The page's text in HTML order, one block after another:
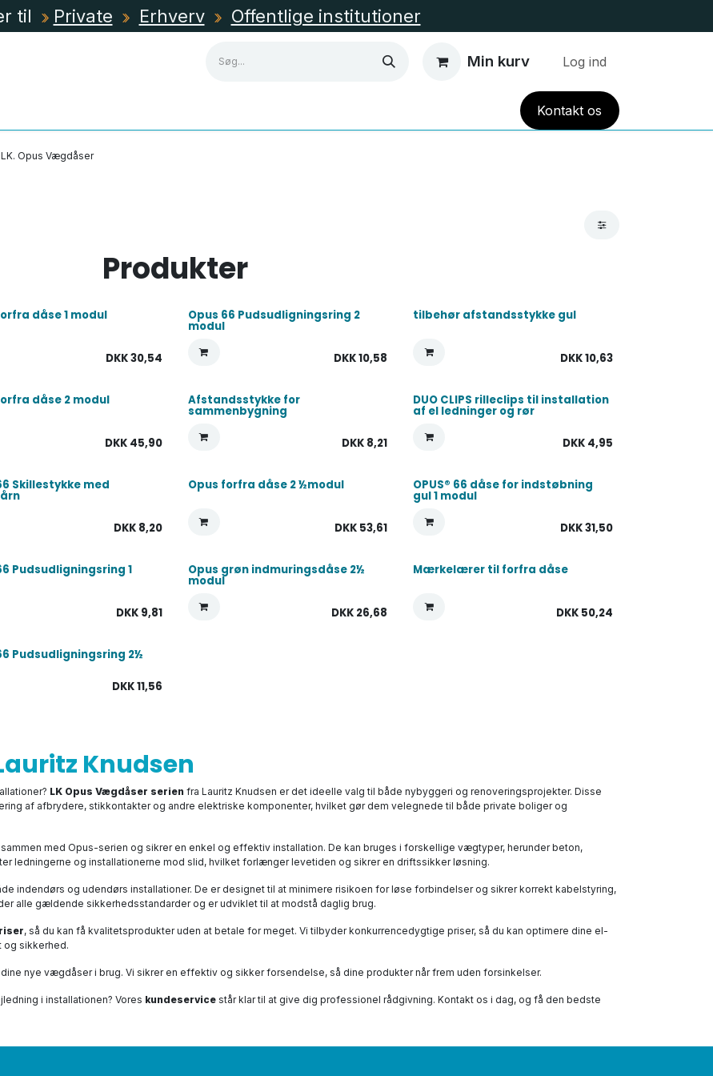
til Private Erhverv Offentlige institutioner
Min kurv Log ind
HUS OG HAVE TILBUD
Kontaktos
LK. Opus Vægdåser
Produkter
dåse 1 modul
DKK30,54
Opus 66 Pudsudligningsring 2
modul
DKK10,58
tilbehør afstandsstykke gul
DKK10,63
dåse 2 modul
DKK 45,90
Afstandsstykke for
sammenbygning
DKK 8,21
DUO CLIPS rilleclips til installation
af el ledninger og rør
DKK 4,95
Skillestykke med
DKK 8,20
Opus forfra dåse 2 ½modul
DKK 53,61
OPUS® 66 dåse for indstøbning
gul 1 modul
DKK31,50
Pudsudligningsring 1
DKK 9,81
Opus grøn indmuringsdåse 2½
modul
DKK 26,68
Mærkelærer til forfra dåse
DKK 50,24
Pudsudligningsring 2½
DKK11,56
Knudsen
LK Opus Vægdåser serien fra Lauritz Knudsen er det ideelle valg til både nybyggeri og renoveringsprojekter. Disse
af afbrydere, stikkontakter og andre elektriske komponenter, hvilket gør dem velegnede til både private boliger og
med Opus-serien og sikrer en enkel og effektiv installation. De kan bruges i forskellige vægtyper, herunder beton,
ledningerne og installationerne mod slid, hvilket forlænger levetiden og sikrer en driftssikker løsning.
indendørs og udendørs installationer. De er designet til at minimere risikoen for løse forbindelser og sikrer korrekt kabelstyring,
alle gældende sikkerhedsstandarder og er udviklet til at modstå daglig brug.
, så du kan få kvalitetsprodukter uden at betale for meget. Vi tilbyder konkurrencedygtige priser, så du kan optimere dine el-
og sikkerhed.
dine nye vægdåser i brug. Vi sikrer en effektiv og sikker forsendelse, så dine produkter når frem uden forsinkelser.
i installationen? Vores kundeservice står klar til at give dig professionel rådgivning. Kontakt os i dag, og få den bedste